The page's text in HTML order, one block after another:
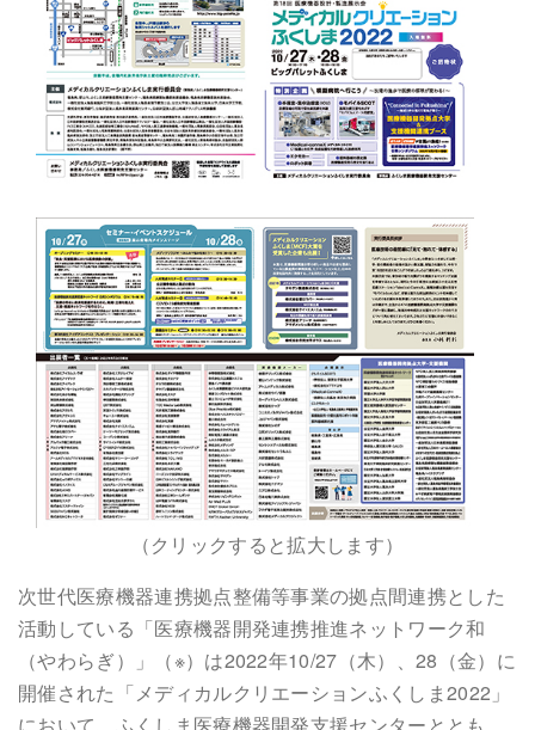
（クリックすると拡大します）
次世代医療機器連携拠点整備等事業の拠点間連携とした
活動している「医療機器開発連携推進ネットワーク和
（やわらぎ）」（※）は2022年10/27（木）、28（金）に
開催された「メディカルクリエーションふくしま2022」
において、ふくしま医療機器開発支援センターととも